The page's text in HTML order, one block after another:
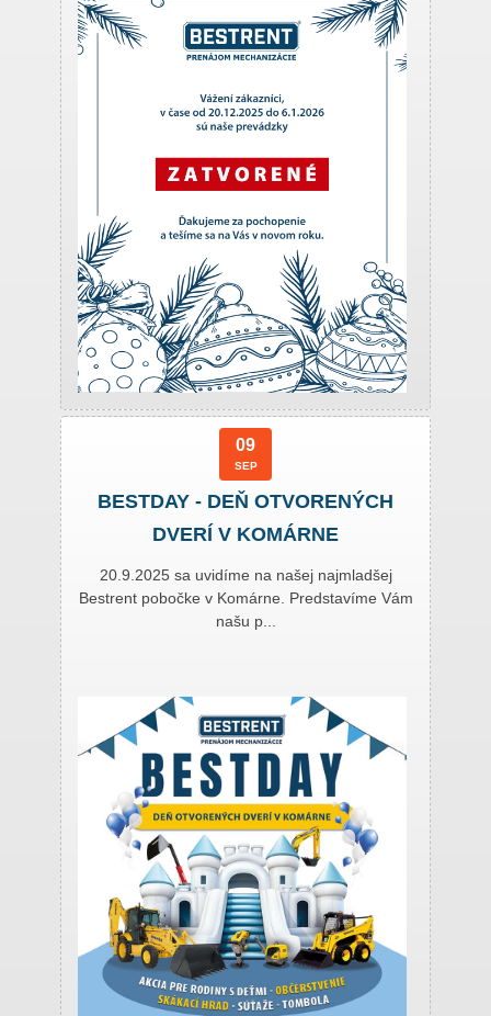
09
SEP
BESTDAY - DEŇ OTVORENÝCH
DVERÍ V KOMÁRNE
20.9.2025 sa uvidíme na našej najmladšej
Bestrent pobočke v Komárne. Predstavíme Vám
našu p...